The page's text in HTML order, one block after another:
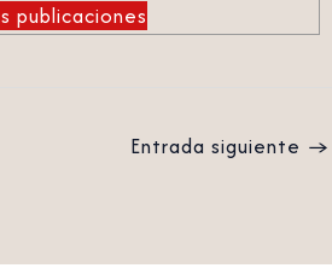
publicaciones
Entrada siguiente →